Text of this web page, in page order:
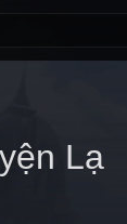
Lạ